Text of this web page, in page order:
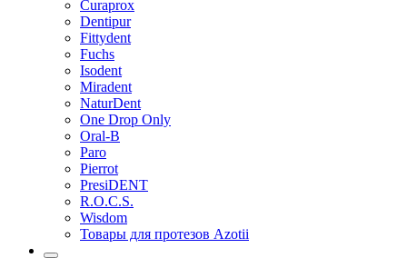
Curaprox
Dentipur
Fittydent
Fuchs
Isodent
Miradent
NaturDent
One Drop Only
Oral-B
Paro
Pierrot
PresiDENT
R.O.C.S.
Wisdom
Товары для протезов Azotii